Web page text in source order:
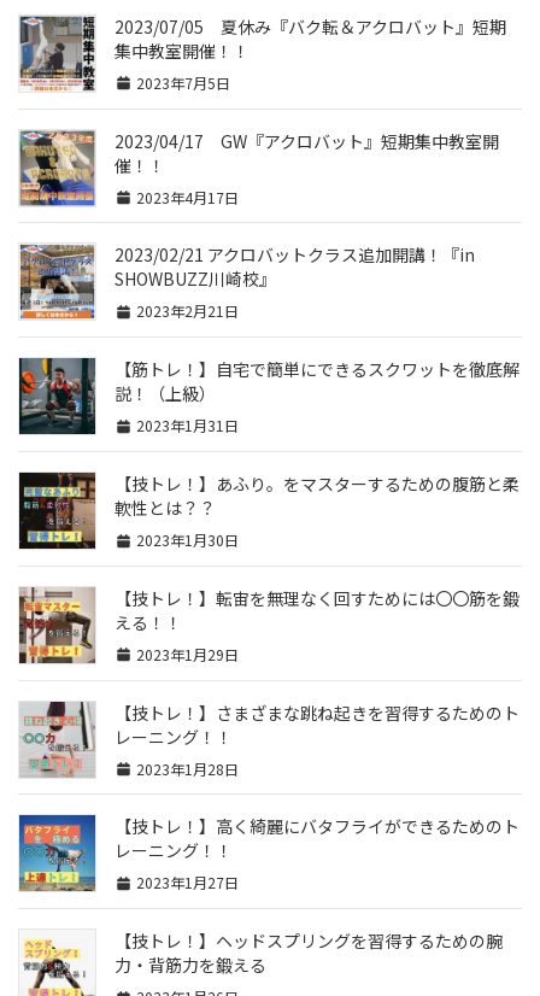
2023/07/05 夏休み『バク転＆アクロバット』短期
集中教室開催！！
2023年7月5日
2023/04/17 GW『アクロバット』短期集中教室開
催！！
2023年4月17日
2023/02/21 アクロバットクラス追加開講！『in
SHOWBUZZ川崎校』
2023年2月21日
【筋トレ！】自宅で簡単にできるスクワットを徹底解
説！（上級）
2023年1月31日
【技トレ！】あふり。をマスターするための腹筋と柔
軟性とは？？
2023年1月30日
【技トレ！】転宙を無理なく回すためには〇〇筋を鍛
える！！
2023年1月29日
【技トレ！】さまざまな跳ね起きを習得するためのト
レーニング！！
2023年1月28日
【技トレ！】高く綺麗にバタフライができるためのト
レーニング！！
2023年1月27日
【技トレ！】ヘッドスプリングを習得するための腕
力・背筋力を鍛える